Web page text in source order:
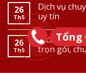
26
Th5
Dịch vụ
uy tín
26
Th5
Dịch vụ
trọn gói,
Tổng